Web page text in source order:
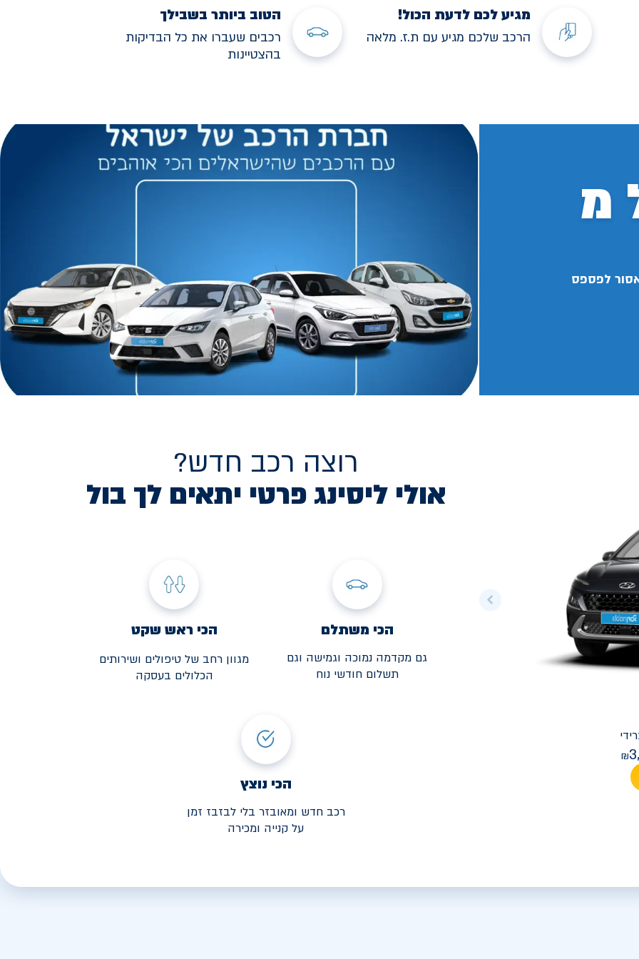
מגיע לכם לדעת הכול!
הרכב שלכם מגיע עם ת.ז. מלאה
הטוב ביותר בשבילך
רכבים שעברו את כל הבדיקות
בהצטיינות
מ
לפספס
רוצה רכב חדש?
אולי ליסינג פרטי יתאים לך בול
הכי משתלם
גם מקדמה נמוכה וגמישה וגם
תשלום חודשי נוח
הכי ראש שקט
מגוון רחב של טיפולים ושירותים
הכלולים בעסקה
הכי נוצץ
רכב חדש ומאובזר בלי לבזבז זמן
על קנייה ומכירה
מחיר חודשי החל מ- 3,190